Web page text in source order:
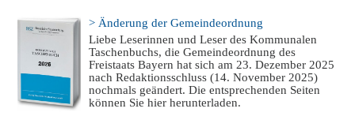
> Änderung der Gemeindeordnung
Liebe Leserinnen und Leser des Kommunalen
Taschenbuchs, die Gemeindeordnung des
Freistaats Bayern hat sich am 23. Dezember 2025
nach Redaktionsschluss (14. November 2025)
nochmals geändert. Die entsprechenden Seiten
können Sie hier herunterladen.